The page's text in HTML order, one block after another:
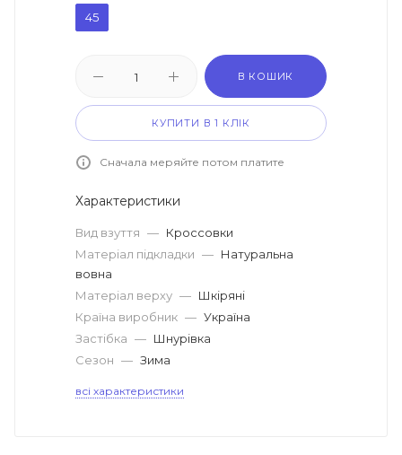
45
В КОШИК
КУПИТИ В 1 КЛІК
Сначала меряйте потом платите
Характеристики
Вид взуття — Кроссовки
Матеріал підкладки — Натуральна
вовна
Матеріал верху — Шкіряні
Країна виробник — Україна
Застібка — Шнурівка
Сезон — Зима
всі характеристики